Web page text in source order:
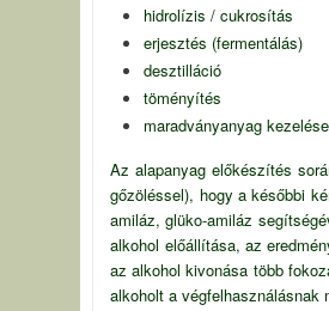
hidrolízis / cukrosítás
erjesztés (fermentálás)
desztilláció
töményítés
maradványanyag kezelése
Az alapanyag előkészítés
gőzöléssel), hogy a későbbi
amiláz, glüko-amiláz
alkohol előállítása, az
az alkohol kivonása több
alkoholt a végfelhasználásnak